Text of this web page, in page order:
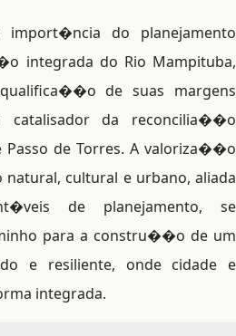
do planejamento
integrada do Rio Mampituba,
de suas margens
da reconcilia��o
de Torres. A valoriza��o
cultural e urbano, aliada
de planejamento, se
para a constru��o de um
e resiliente, onde cidade e
integrada.